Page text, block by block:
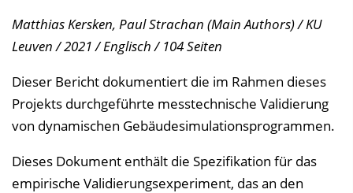
Matthias Kersken, Paul Strachan (Main Authors) / KU
Leuven / 2021 / Englisch / 104 Seiten
Dieser Bericht dokumentiert die im Rahmen dieses
Projekts durchgeführte messtechnische Validierung
von dynamischen Gebäudesimulationsprogrammen.
Dieses Dokument enthält die Spezifikation für das
empirische Validierungsexperiment, das an den